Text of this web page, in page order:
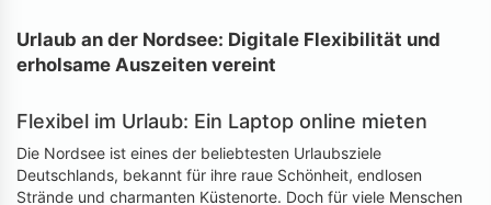
Urlaub an der Nordsee: Digitale Flexibilität und
erholsame Auszeiten vereint
Flexibel im Urlaub: Ein Laptop online mieten
Die Nordsee ist eines der beliebtesten Urlaubsziele
Deutschlands, bekannt für ihre raue Schönheit, endlosen
Strände und charmanten Küstenorte. Doch für viele Menschen